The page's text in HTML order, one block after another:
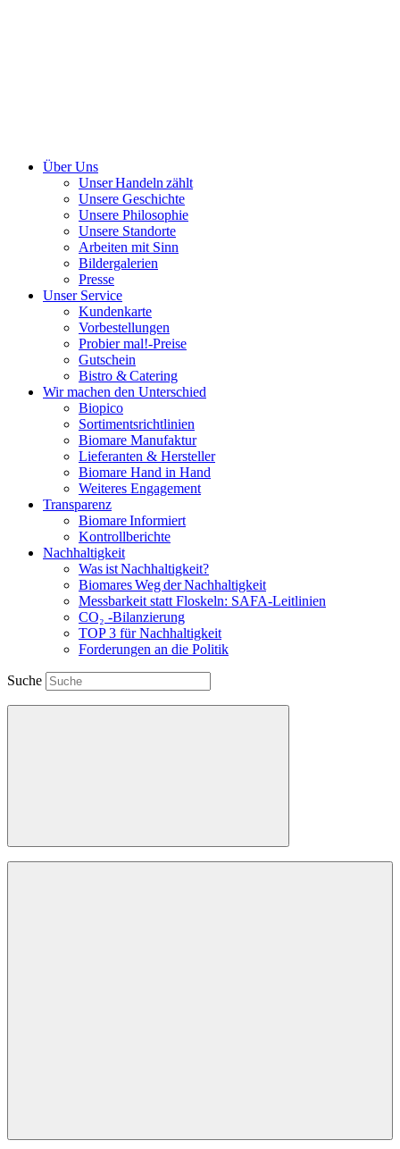
Über Uns
Unser Handeln zählt
Unsere Geschichte
Unsere Philosophie
Unsere Standorte
Arbeiten mit Sinn
Bildergalerien
Presse
Unser Service
Kundenkarte
Vorbestellungen
Probier mal!-Preise
Gutschein
Bistro & Catering
Wir machen den Unterschied
Biopico
Sortimentsrichtlinien
Biomare Manufaktur
Lieferanten & Hersteller
Biomare Hand in Hand
Weiteres Engagement
Transparenz
Biomare Informiert
Kontrollberichte
Nachhaltigkeit
Was ist Nachhaltigkeit?
Biomares Weg der Nachhaltigkeit
Messbarkeit statt Floskeln: SAFA-Leitlinien
CO₂ -Bilanzierung
TOP 3 für Nachhaltigkeit
Forderungen an die Politik
Suche